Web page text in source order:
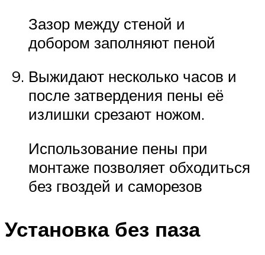
Зазор между стеной и
добором заполняют пеной
Выжидают несколько часов и
после затвердения пены её
излишки срезают ножом.
Использование пены при
монтаже позволяет обходиться
без гвоздей и саморезов
Установка без паза